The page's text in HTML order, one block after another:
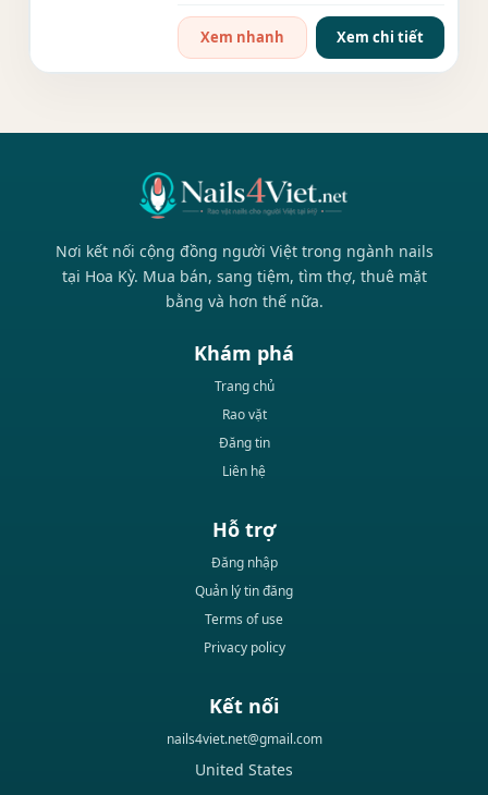
Xem nhanh
Xem chi tiết
Nơi kết nối cộng đồng người Việt trong ngành nails
tại Hoa Kỳ. Mua bán, sang tiệm, tìm thợ, thuê mặt
bằng và hơn thế nữa.
Khám phá
Trang chủ
Rao vặt
Đăng tin
Liên hệ
Hỗ trợ
Đăng nhập
Quản lý tin đăng
Terms of use
Privacy policy
Kết nối
nails4viet.net@gmail.com
United States